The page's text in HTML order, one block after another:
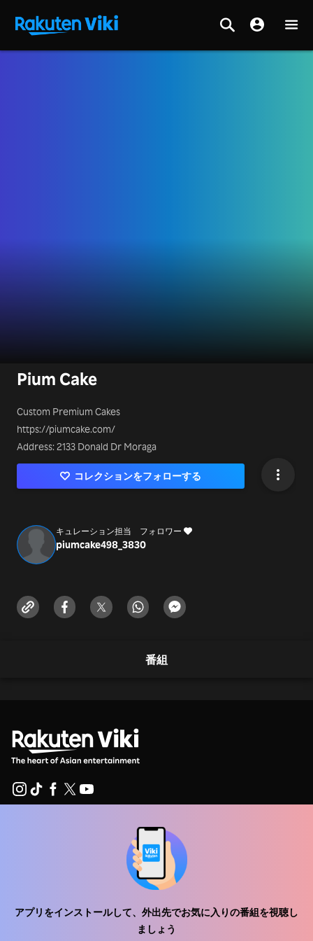
アプリをインストールして、外出先でお気に入りの番組を視聴し
ましょう
Pium Cake
Custom Premium Cakes
https://piumcake.com/
Address: 2133 Donald Dr Moraga
コレクションをフォローする
キュレーション担当
piumcake498_383
フォロワー
0
番組
広告主